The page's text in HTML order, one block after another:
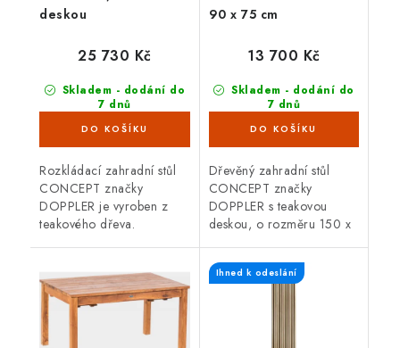
deskou
Skladem - dodání do
7 dnů
25 730 Kč
Rozkládací zahradní stůl
CONCEPT značky
DOPPLER je vyroben z
teakového dřeva.
rozložit až do délky 210
cm.
90 x 75 cm
Skladem - dodání do
7 dnů
13 700 Kč
Dřevěný zahradní stůl
CONCEPT značky
DOPPLER s teakovou
deskou, o rozměru 150 x
stabilní nábytek s odolnou
hliníkovou konstrukcí.
Ihned k odeslání